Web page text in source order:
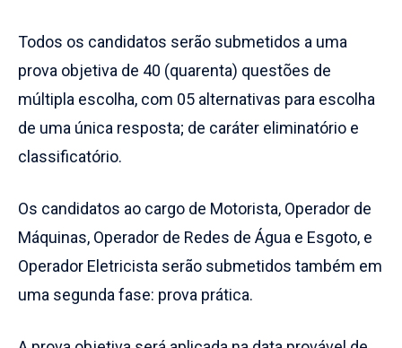
Todos os candidatos serão submetidos a uma
prova objetiva de 40 (quarenta) questões de
múltipla escolha, com 05 alternativas para escolha
de uma única resposta; de caráter eliminatório e
classificatório.
Os candidatos ao cargo de Motorista, Operador de
Máquinas, Operador de Redes de Água e Esgoto, e
Operador Eletricista serão submetidos também em
uma segunda fase: prova prática.